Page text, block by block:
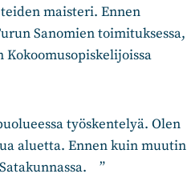
maisteri. Ennen
Sanomien toimituksessa,
työskentelyä. Olen
aluetta. Ennen kuin muutin
”